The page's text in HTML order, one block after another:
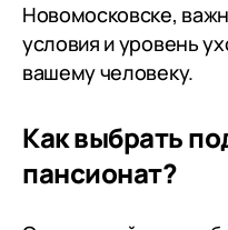
Новомосковске,
условия и уровень
вашему человеку.
Как выбрать
пансионат?